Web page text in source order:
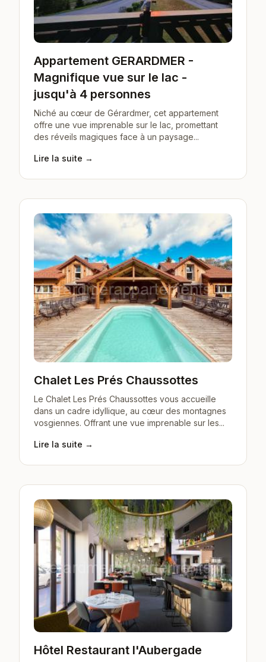
Appartement GERARDMER -
Magnifique vue sur le lac -
jusqu'à 4 personnes
Niché au cœur de Gérardmer, cet appartement
offre une vue imprenable sur le lac, promettant
des réveils magiques face à un paysage...
Lire la suite →
Chalet Les Prés Chaussottes
Le Chalet Les Prés Chaussottes vous accueille
dans un cadre idyllique, au cœur des montagnes
vosgiennes. Offrant une vue imprenable sur les...
Lire la suite →
Hôtel Restaurant l'Aubergade